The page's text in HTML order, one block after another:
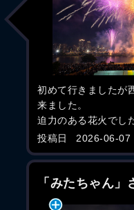
初めて行きましたが
来ました。
迫力のある花火でし
投稿日
2026-06-07
「みたちゃん